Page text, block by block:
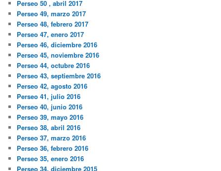
Perseo 50 , abril 2017
Perseo 49, marzo 2017
Perseo 48, febrero 2017
Perseo 47, enero 2017
Perseo 46, diciembre 2016
Perseo 45, noviembre 2016
Perseo 44, octubre 2016
Perseo 43, septiembre 2016
Perseo 42, agosto 2016
Perseo 41, julio 2016
Perseo 40, junio 2016
Perseo 39, mayo 2016
Perseo 38, abril 2016
Perseo 37, marzo 2016
Perseo 36, febrero 2016
Perseo 35, enero 2016
Perseo 34, diciembre 2015